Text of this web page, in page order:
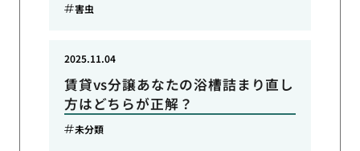
害虫
賃貸vs分譲あなたの浴槽詰まり直し
方はどちらが正解？
2025.11.04
未分類